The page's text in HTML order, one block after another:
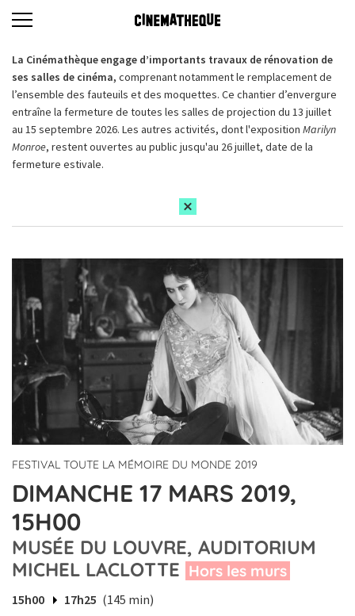
La Cinémathèque engage d’importants travaux de rénovation de
ses salles de cinéma, comprenant notamment le remplacement de
l’ensemble des fauteuils et des moquettes. Ce chantier d’envergure
entraîne la fermeture de toutes les salles de projection du 13 juillet
au 15 septembre 2026. Les autres activités, dont l'exposition Marilyn
Monroe, restent ouvertes au public jusqu'au 26 juillet, date de la
fermeture estivale.
FESTIVAL TOUTE LA MÉMOIRE DU MONDE 2019
DIMANCHE 17 MARS 2019,
15H00
MUSÉE DU LOUVRE, AUDITORIUM
MICHEL LACLOTTE Hors les murs
15h00 17h25 (145 min)